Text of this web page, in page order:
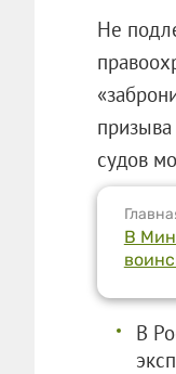
Не
судов
В
В